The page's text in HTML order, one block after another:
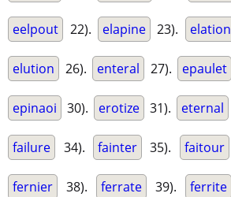
eelpout 22). elapine 23). elation
elution 26). enteral 27). epaulet
epinaoi 30). erotize 31). eternal
failure 34). fainter 35). faitour
fernier 38). ferrate 39). ferrite